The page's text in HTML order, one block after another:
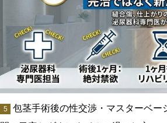
包茎手術後の性交渉・マスターベー